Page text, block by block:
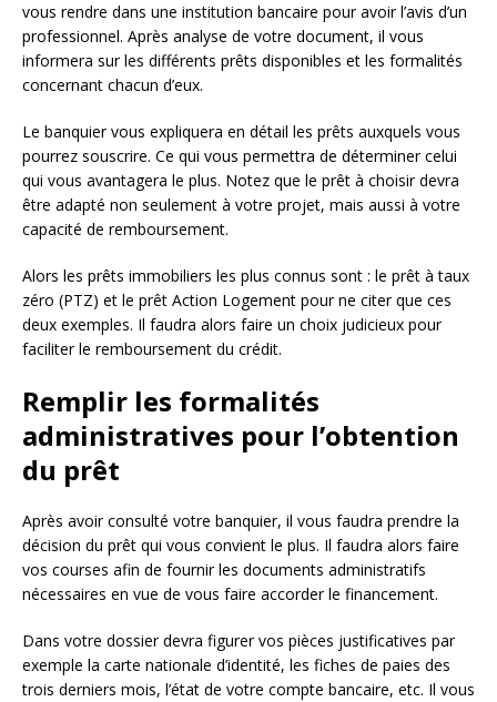
vous rendre dans une institution bancaire pour avoir l’avis d’un
professionnel. Après analyse de votre document, il vous
informera sur les différents prêts disponibles et les formalités
concernant chacun d’eux.
Le banquier vous expliquera en détail les prêts auxquels vous
pourrez souscrire. Ce qui vous permettra de déterminer celui
qui vous avantagera le plus. Notez que le prêt à choisir devra
être adapté non seulement à votre projet, mais aussi à votre
capacité de remboursement.
Alors les prêts immobiliers les plus connus sont : le prêt à taux
zéro (PTZ) et le prêt Action Logement pour ne citer que ces
deux exemples. Il faudra alors faire un choix judicieux pour
faciliter le remboursement du crédit.
Remplir les formalités
administratives pour l’obtention
du prêt
Après avoir consulté votre banquier, il vous faudra prendre la
décision du prêt qui vous convient le plus. Il faudra alors faire
vos courses afin de fournir les documents administratifs
nécessaires en vue de vous faire accorder le financement.
Dans votre dossier devra figurer vos pièces justificatives par
exemple la carte nationale d’identité, les fiches de paies des
trois derniers mois, l’état de votre compte bancaire, etc. Il vous